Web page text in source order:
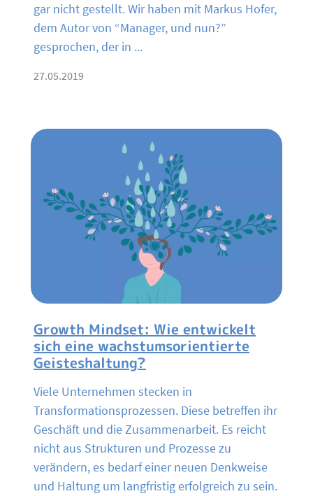
gar nicht gestellt. Wir haben mit Markus Hofer,
dem Autor von “Manager, und nun?”
gesprochen, der in ...
27.05.2019
Growth Mindset: Wie entwickelt
sich eine wachstumsorientierte
Geisteshaltung?
Viele Unternehmen stecken in
Transformationsprozessen. Diese betreffen ihr
Geschäft und die Zusammenarbeit. Es reicht
nicht aus Strukturen und Prozesse zu
verändern, es bedarf einer neuen Denkweise
und Haltung um langfristig erfolgreich zu sein.